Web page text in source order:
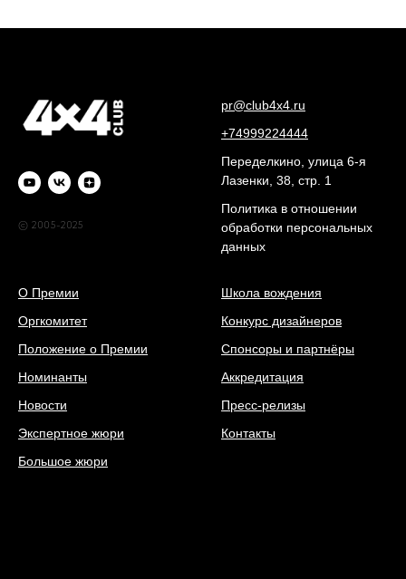
© 2005-2025
pr@club4x4.ru
+74999224444
Переделкино, улица 6-я
Лазенки, 38, стр. 1
Политика в отношении
обработки персональных
данных
О Премии
Оргкомитет
Положение о Премии
Номинанты
Новости
Экспертное жюри
Большое жюри
Школа вождения
Конкурс дизайнеров
Спонсоры и партнёры
Аккредитация
Пресс-релизы
Контакты